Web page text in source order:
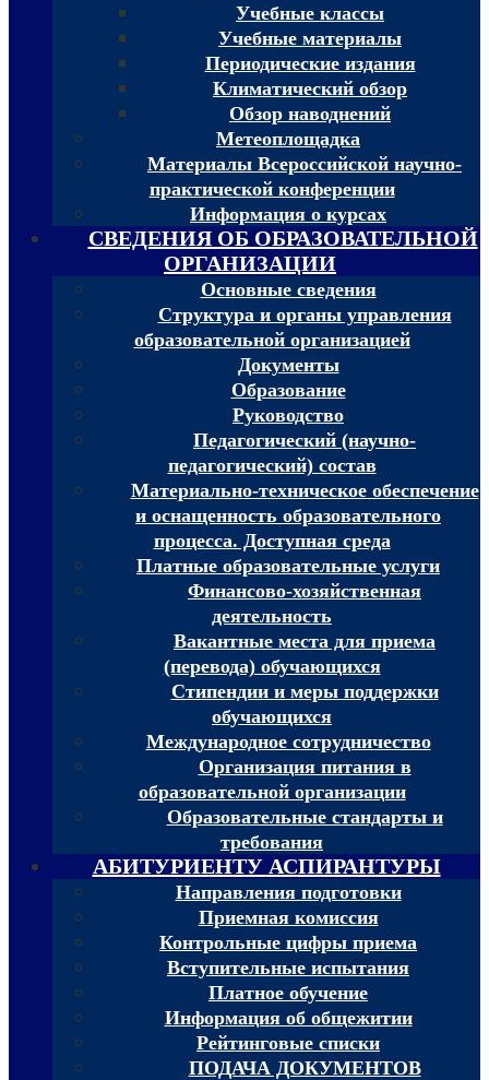
Учебные классы
Учебные материалы
Периодические издания
Климатический обзор
Обзор наводнений
Метеоплощадка
Материалы Всероссийской научно-
практической конференции
Информация о курсах
СВЕДЕНИЯ ОБ ОБРАЗОВАТЕЛЬНОЙ
ОРГАНИЗАЦИИ
Основные сведения
Структура и органы управления
образовательной организацией
Документы
Образование
Руководство
Педагогический (научно-
педагогический) состав
Материально-техническое обеспечение
и оснащенность образовательного
процесса. Доступная среда
Платные образовательные услуги
Финансово-хозяйственная
деятельность
Вакантные места для приема
(перевода) обучающихся
Стипендии и меры поддержки
обучающихся
Международное сотрудничество
Организация питания в
образовательной организации
Образовательные стандарты и
требования
АБИТУРИЕНТУ АСПИРАНТУРЫ
Направления подготовки
Приемная комиссия
Контрольные цифры приема
Вступительные испытания
Платное обучение
Информация об общежитии
Рейтинговые списки
ПОДАЧА ДОКУМЕНТОВ